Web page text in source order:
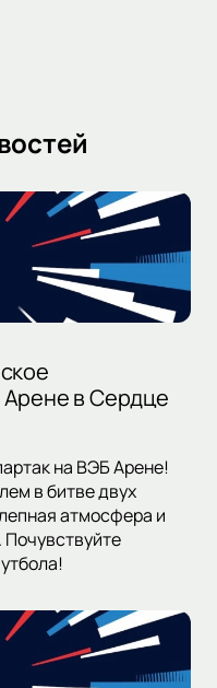
в Сердце
на ВЭБ Арене!
в битве двух
атмосфера и